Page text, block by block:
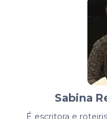
Sabina
É escritora e